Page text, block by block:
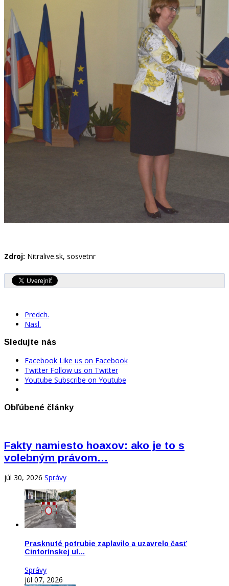
Zdroj: Nitralive.sk, sosvetnr
Predch.
Nasl.
Sledujte nás
Facebook Like us on Facebook
Twitter Follow us on Twitter
Youtube Subscribe on Youtube
Obľúbené články
Fakty namiesto hoaxov: ako je to s
volebným právom…
júl 30, 2026 Správy
Prasknuté potrubie zaplavilo a uzavrelo časť
Cintorínskej ul…
Správy
júl 07, 2026